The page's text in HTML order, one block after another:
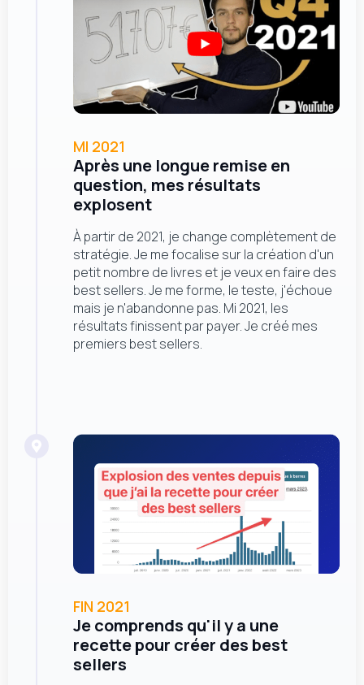
MI 2021
Après une longue remise en
question, mes résultats
explosent
À partir de 2021, je change complètement de
stratégie. Je me focalise sur la création d'un
petit nombre de livres et je veux en faire des
best sellers. Je me forme, le teste, j'échoue
mais je n'abandonne pas. Mi 2021, les
résultats finissent par payer. Je créé mes
premiers best sellers.
FIN 2021
Je comprends qu'il y a une
recette pour créer des best
sellers